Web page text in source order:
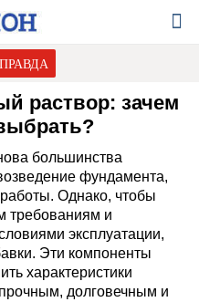
раствор: зачем
большинства
фундамента,
Однако, чтобы
требованиям и
эксплуатации,
Эти компоненты
характеристики
долговечным и